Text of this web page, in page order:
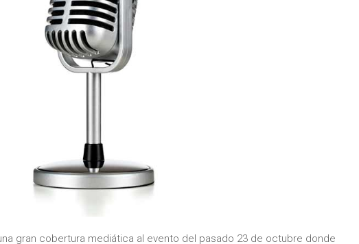
gran cobertura mediática al evento del pasado 23 de octubre donde